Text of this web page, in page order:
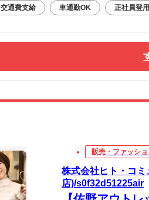
交通費支給 車通勤OK 正社員登
販売・ファッシ
株式会社ヒト・コ
店)/s0f32d51225air